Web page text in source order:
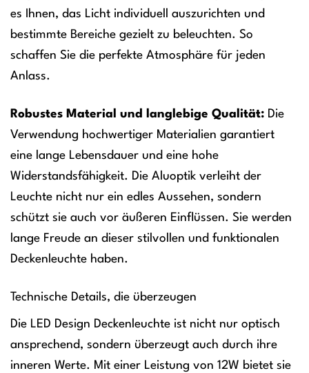
es Ihnen, das Licht individuell auszurichten und
bestimmte Bereiche gezielt zu beleuchten. So
schaffen Sie die perfekte Atmosphäre für jeden
Anlass.
Robustes Material und langlebige Qualität: Die
Verwendung hochwertiger Materialien garantiert
eine lange Lebensdauer und eine hohe
Widerstandsfähigkeit. Die Aluoptik verleiht der
Leuchte nicht nur ein edles Aussehen, sondern
schützt sie auch vor äußeren Einflüssen. Sie werden
lange Freude an dieser stilvollen und funktionalen
Deckenleuchte haben.
Technische Details, die überzeugen
Die LED Design Deckenleuchte ist nicht nur optisch
ansprechend, sondern überzeugt auch durch ihre
inneren Werte. Mit einer Leistung von 12W bietet sie